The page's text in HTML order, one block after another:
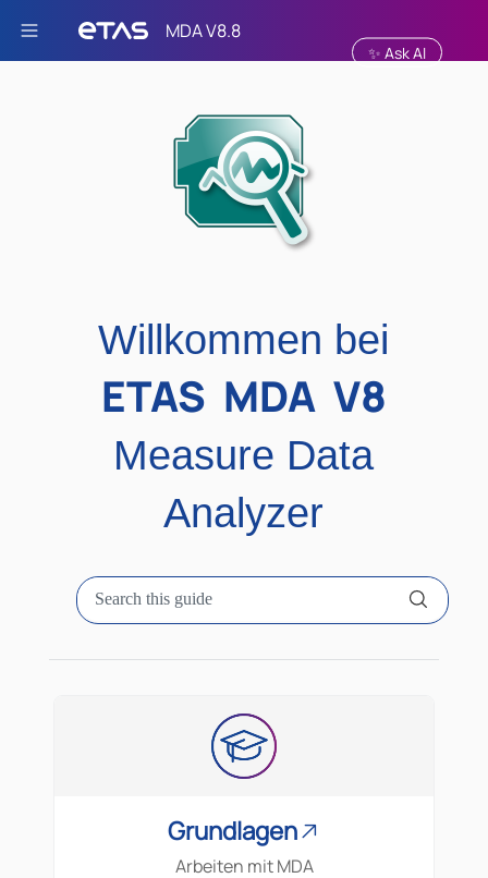
Zu Hauptinhalt springen
✨ Ask AI
Willkommen bei
ETAS MDA V8
Measure Data
Analyzer
Grundlagen
Arbeiten mit MDA